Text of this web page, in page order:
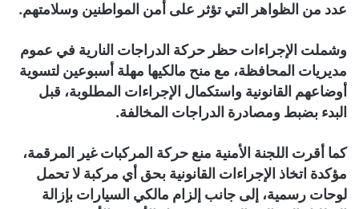
عدد من الظواهر التي تؤثر على أمن المواطنين وسلامتهم.
وشملت الإجراءات حظر حركة الدراجات النارية في عموم
مديريات المحافظة، مع منح مالكيها مهلة أسبوعين لتسوية
أوضاعهم القانونية واستكمال الإجراءات المطلوبة، قبل
البدء بضبط ومصادرة الدراجات المخالفة.
كما أقرت اللجنة الأمنية منع حركة المركبات غير المرقمة،
مؤكدة اتخاذ الإجراءات القانونية بحق أي مركبة لا تحمل
لوحات رسمية، إلى جانب إلزام مالكي السيارات بإزالة